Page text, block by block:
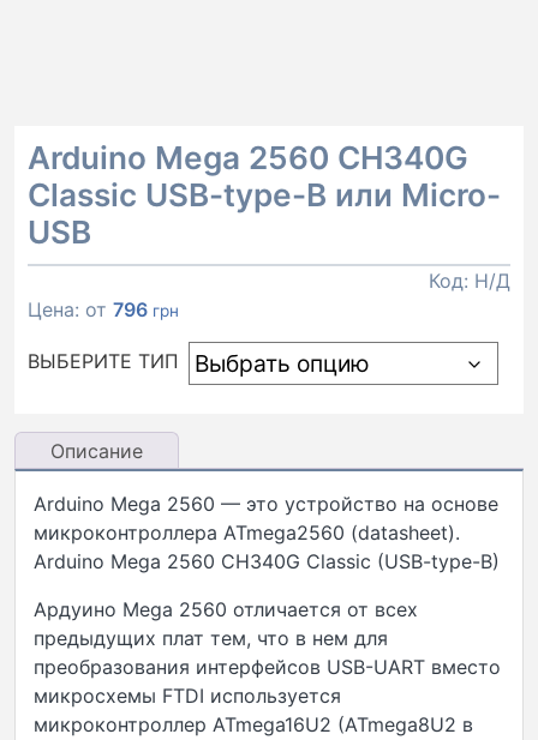
Arduino Mega 2560 CH340G
Classic USB-type-B или Micro-
USB
Код: Н/Д
Цена: от796 грн
ВЫБЕРИТЕ ТИП
Описание
Arduino Mega 2560 — это устройство на основе
микроконтроллера ATmega2560 (datasheet).
Arduino Mega 2560 CH340G Classic (USB-type-B)
Ардуино Mega 2560 отличается от всех
предыдущих плат тем, что в нем для
преобразования интерфейсов USB-UART вместо
микросхемы FTDI используется
микроконтроллер ATmega16U2 (ATmega8U2 в